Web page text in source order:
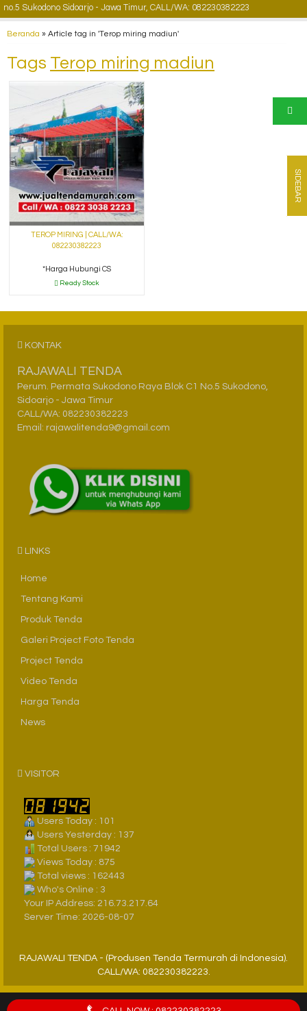
no.5 Sukodono Sidoarjo - Jawa Timur, CALL/WA: 082230382223
Beranda » Article tag in 'Terop miring madiun'
Tags Terop miring madiun
TEROP MIRING | CALL/WA:
082230382223
*Harga Hubungi CS
Ready Stock
SIDEBAR
KONTAK
RAJAWALI TENDA
Perum. Permata Sukodono Raya Blok C1 No.5 Sukodono,
Sidoarjo - Jawa Timur
CALL/WA: 082230382223
Email: rajawalitenda9@gmail.com
LINKS
Home
Tentang Kami
Produk Tenda
Galeri Project Foto Tenda
Project Tenda
Video Tenda
Harga Tenda
News
VISITOR
Users Today : 101
Users Yesterday : 137
Total Users : 71942
Views Today : 875
Total views : 162443
Who's Online : 3
Your IP Address: 216.73.217.64
Server Time: 2026-08-07
RAJAWALI TENDA - (Produsen Tenda Termurah di Indonesia).
CALL/WA: 082230382223.